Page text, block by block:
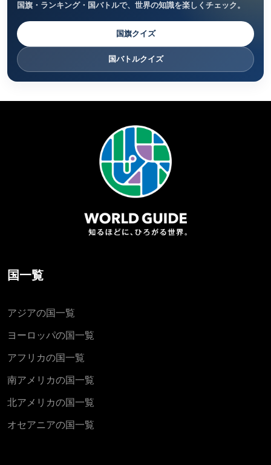
国旗・ランキング・国バトルで、世界の知識を楽しくチェック。
国旗クイズ
国バトルクイズ
国一覧
アジアの国一覧
ヨーロッパの国一覧
アフリカの国一覧
南アメリカの国一覧
北アメリカの国一覧
オセアニアの国一覧